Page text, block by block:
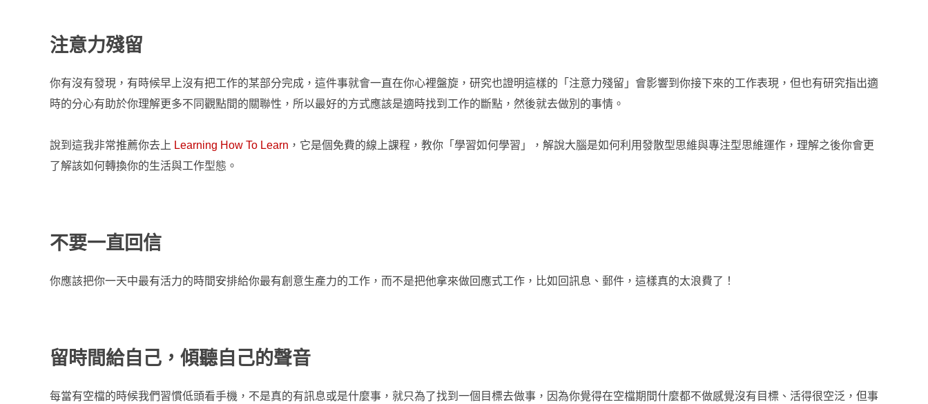
注意力殘留
你有沒有發現，有時候早上沒有把工作的某部分完成，這件事就會一直在你心裡盤旋，研究也證明這樣的「注意力殘留」會影響到你接下來的工作表現，但也有研究指出適
時的分心有助於你理解更多不同觀點間的關聯性，所以最好的方式應該是適時找到工作的斷點，然後就去做別的事情。
說到這我非常推薦你去上 Learning How To Learn ，它是個免費的線上課程，教你「學習如何學習」，解說大腦是如何利用發散型思維與專注型思維運作，理解之後你會更
了解該如何轉換你的生活與工作型態。
不要一直回信
你應該把你一天中最有活力的時間安排給你最有創意生產力的工作，而不是把他拿來做回應式工作，比如回訊息、郵件，這樣真的太浪費了！
留時間給自己，傾聽自己的聲音
每當有空檔的時候我們習慣低頭看手機，不是真的有訊息或是什麼事，就只為了找到一個目標去做事，因為你覺得在空檔期間什麼都不做感覺沒有目標、活得很空泛，但事